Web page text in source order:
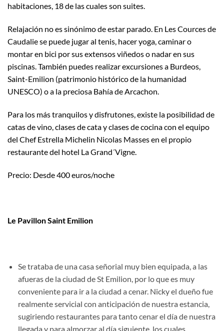
habitaciones, 18 de las cuales son suites.
Relajación no es sinónimo de estar parado. En Les Cources de
Caudalie se puede jugar al tenis, hacer yoga, caminar o
montar en bici por sus extensos viñedos o nadar en sus
piscinas. También puedes realizar excursiones a Burdeos,
Saint-Emilion (patrimonio histórico de la humanidad
UNESCO) o a la preciosa Bahía de Arcachon.
Para los más tranquilos y disfrutones, existe la posibilidad de
catas de vino, clases de cata y clases de cocina con el equipo
del Chef Estrella Michelin Nicolas Masses en el propio
restaurante del hotel La Grand´Vigne.
Precio: Desde 400 euros/noche
Le Pavillon Saint Emilion
Se trataba de una casa señorial muy bien equipada, a las
afueras de la ciudad de St Emilion, por lo que es muy
conveniente para ir a la ciudad a cenar. Nicky el dueño fue
realmente servicial con anticipación de nuestra estancia,
sugiriendo restaurantes para tanto cenar el día de nuestra
llegada y para almorzar al día siguiente, los cuales